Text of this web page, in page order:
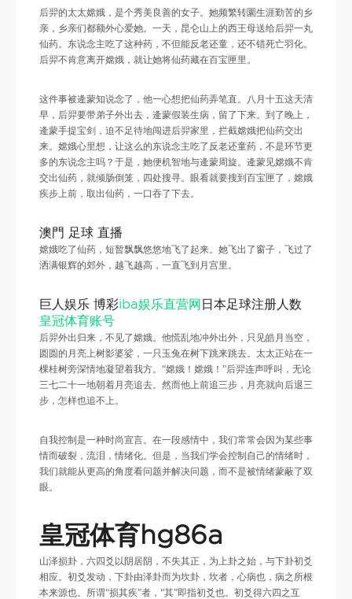
后羿的太太嫦娥，是个秀美良善的女子。她频繁转圜生涯勤苦的乡
亲，乡亲们都额外心爱她。一天，昆仑山上的西王母送给后羿一丸
仙药。东说念主吃了这种药，不但能反老还童，还不错死亡羽化。
后羿不肯意离开嫦娥，就让她将仙药藏在百宝匣里。
这件事被逄蒙知说念了，他一心想把仙药弄笔直。八月十五这天清
早，后羿要带弟子外出去，逄蒙假装生病，留了下来。到了晚上，
逄蒙手提宝剑，迫不足待地闯进后羿家里，拦截嫦娥把仙药交出
来。嫦娥心里想，让这么的东说念主吃了反老还童药，不是环节更
多的东说念主吗？于是，她便机智地与逄蒙周旋。逄蒙见嫦娥不肯
交出仙药，就倾肠倒笼，四处搜寻。眼看就要搜到百宝匣了，嫦娥
疾步上前，取出仙药，一口吞了下去。
澳門 足球 直播
嫦娥吃了仙药，短暂飘飘悠悠地飞了起来。她飞出了窗子，飞过了
洒满银辉的郊外，越飞越高，一直飞到月宫里。
巨人娱乐 博彩iba娱乐直营网日本足球注册人数
皇冠体育账号
后羿外出归来，不见了嫦娥。他慌乱地冲外出外，只见皓月当空，
圆圆的月亮上树影婆娑，一只玉兔在树下跳来跳去。太太正站在一
棵桂树旁深情地凝望着我方。“嫦娥！嫦娥！”后羿连声呼叫，无论
三七二十一地朝着月亮追去。然而他上前追三步，月亮就向后退三
步，怎样也追不上。
自我控制是一种时尚宣言。在一段感情中，我们常常会因为某些事
情而破裂，流泪，情绪化。但是，当我们学会控制自己的情绪时，
我们就能从更高的角度看问题并解决问题，而不是被情绪蒙蔽了双
眼。
皇冠体育hg86a
山泽损卦，六四爻以阴居阴，不失其正，为上卦之始，与下卦初爻
相应。初爻发动，下卦由泽卦而为坎卦，坎者，心病也，病之所根
本来源也。所谓“损其疾”者，“其”即指初爻也。初爻得六四之互